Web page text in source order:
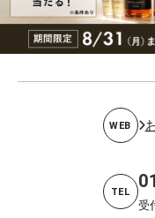
WEB
TEL
受